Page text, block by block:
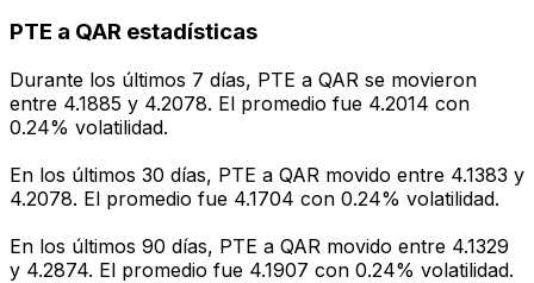
PTE a QAR estadísticas
Durante los últimos 7 días, PTE a QAR se movieron
entre 4.1885 y 4.2078. El promedio fue 4.2014 con
0.24% volatilidad.
En los últimos 30 días, PTE a QAR movido entre 4.1383 y
4.2078. El promedio fue 4.1704 con 0.24% volatilidad.
En los últimos 90 días, PTE a QAR movido entre 4.1329
y 4.2874. El promedio fue 4.1907 con 0.24% volatilidad.